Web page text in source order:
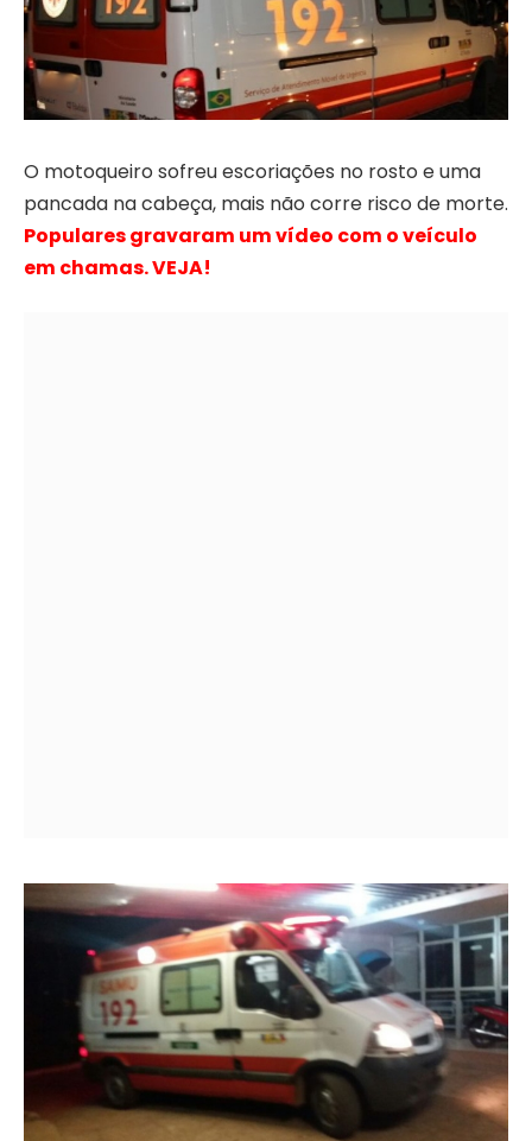
O motoqueiro sofreu escoriações no rosto e uma
pancada na cabeça, mais não corre risco de morte.
Populares gravaram um vídeo com o veículo
em chamas. VEJA!